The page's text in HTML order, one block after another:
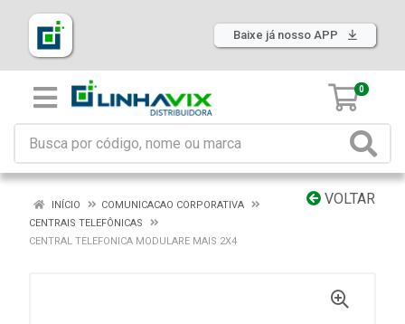
Baixe já nosso APP
0
VOLTAR
INÍCIO
COMUNICACAO CORPORATIVA
CENTRAIS TELEFÔNICAS
CENTRAL TELEFONICA MODULARE MAIS 2X4